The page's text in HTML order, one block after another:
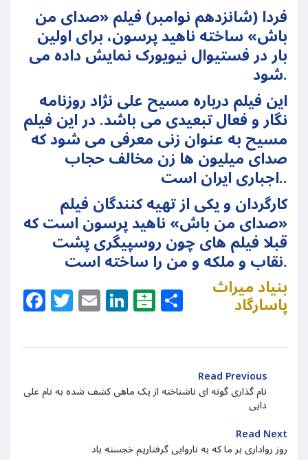
فردا (شانزدهم نوامبر) فیلم «صدای من
باش» ساخته ناهید پرسون، برای اولین
بار در فستیوال نیویورک نمایش داده می
شود.
این فیلم درباره مسیح علی نژاد روزنامه
نگار و فعال تبعیدی می باشد. در این فیلم
مسیح به عنوان زنی معرفی می شود که
صدای میلیون ها زن مخالف حجاب
اجباری ایران است..
کارگردان و یکی از تهیه کنندگان فیلم
«صدای من باش» ناهید پرسون است که
قبلا فیلم های چون روسپیگری پشت
نقاب و ملکه و من را ساخته است.
Facebook
Twitter
EmailLinkedIn
Balatarin
Share
بنیاد میراث
پاسارگاد
Read Previous
نام گذاری گونه ای ناشناخته از یک ماهی کشف شده به نام علی
دایی
Read Next
روز رواداری بر ما که به ناروایی گرفتاریم خجسته باد